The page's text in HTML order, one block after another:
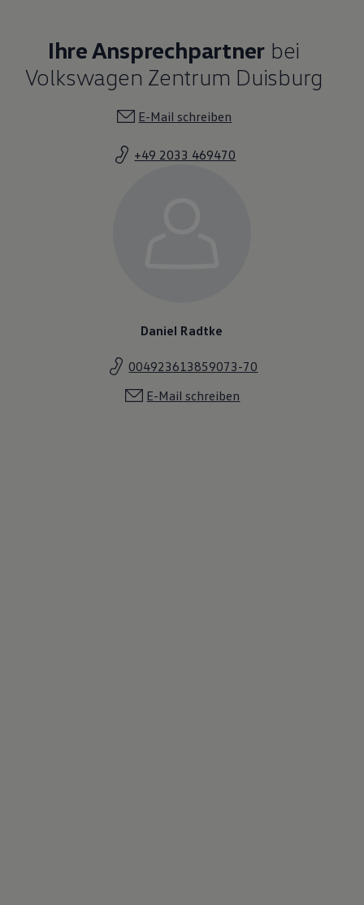
Ihre Ansprechpartner bei
Volkswagen Zentrum Duisburg
E-Mail schreiben
+49 2033 469470
Daniel Radtke
004923613859073-70
E-Mail schreiben